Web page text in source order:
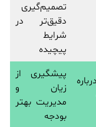
تصمیم‌گیری
دقیق‌تر در
شرایط
پیچیده
پیشگیری از
زیان و
مدیریت بهتر
بودجه